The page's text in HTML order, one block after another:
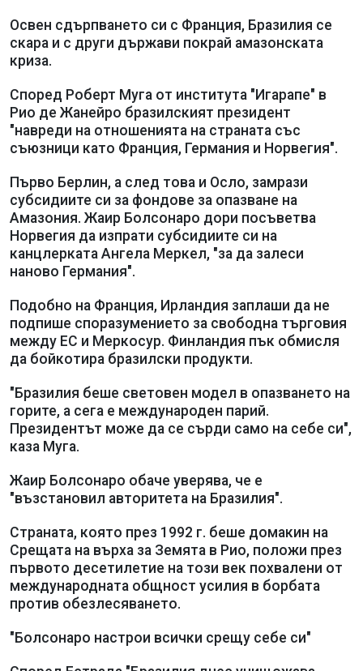
Освен сдърпването си с Франция, Бразилия се
скара и с други държави покрай амазонската
криза.
Според Роберт Муга от института "Игарапе" в
Рио де Жанейро бразилският президент
"навреди на отношенията на страната със
съюзници като Франция, Германия и Норвегия".
Първо Берлин, а след това и Осло, замрази
субсидиите си за фондове за опазване на
Амазония. Жаир Болсонаро дори посъветва
Норвегия да изпрати субсидиите си на
канцлерката Ангела Меркел, "за да залеси
наново Германия".
Подобно на Франция, Ирландия заплаши да не
подпише споразумението за свободна търговия
между ЕС и Меркосур. Финландия пък обмисля
да бойкотира бразилски продукти.
"Бразилия беше световен модел в опазването на
горите, а сега е международен парий.
Президентът може да се сърди само на себе си",
каза Муга.
Жаир Болсонаро обаче уверява, че е
"възстановил авторитета на Бразилия".
Страната, която през 1992 г. беше домакин на
Срещата на върха за Земята в Рио, положи през
първото десетилетие на този век похвалени от
международната общност усилия в борбата
против обезлесяването.
"Болсонаро настрои всички срещу себе си"